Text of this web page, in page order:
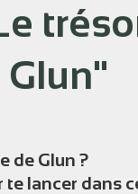
plein écran
de Glun ?
te lancer dans